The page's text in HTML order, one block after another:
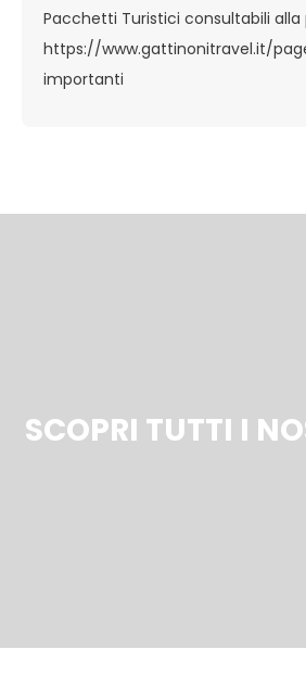
Pacchetti Turistici consultabili alla
https://www.gattinonitravel.it/
importanti
SCOPRI TUTTI I